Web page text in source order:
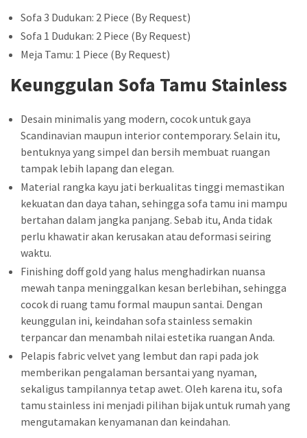
Sofa 3 Dudukan: 2 Piece (By Request)
Sofa 1 Dudukan: 2 Piece (By Request)
Meja Tamu: 1 Piece (By Request)
Keunggulan Sofa Tamu Stainless
Desain minimalis yang modern, cocok untuk gaya
Scandinavian maupun interior contemporary. Selain itu,
bentuknya yang simpel dan bersih membuat ruangan
tampak lebih lapang dan elegan.
Material rangka kayu jati berkualitas tinggi memastikan
kekuatan dan daya tahan, sehingga sofa tamu ini mampu
bertahan dalam jangka panjang. Sebab itu, Anda tidak
perlu khawatir akan kerusakan atau deformasi seiring
waktu.
Finishing doff gold yang halus menghadirkan nuansa
mewah tanpa meninggalkan kesan berlebihan, sehingga
cocok di ruang tamu formal maupun santai. Dengan
keunggulan ini, keindahan sofa stainless semakin
terpancar dan menambah nilai estetika ruangan Anda.
Pelapis fabric velvet yang lembut dan rapi pada jok
memberikan pengalaman bersantai yang nyaman,
sekaligus tampilannya tetap awet. Oleh karena itu, sofa
tamu stainless ini menjadi pilihan bijak untuk rumah yang
mengutamakan kenyamanan dan keindahan.